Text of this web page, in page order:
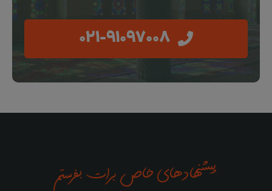
021-91097008
پیشنهادهای خاص برات بفرستم